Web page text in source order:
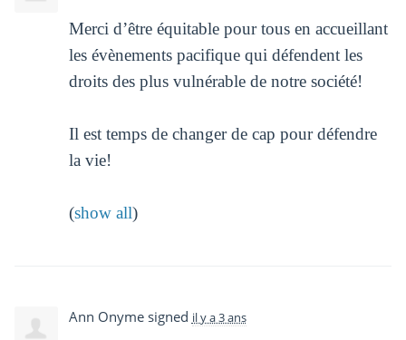
Merci d’être équitable pour tous en accueillant
les évènements pacifique qui défendent les
droits des plus vulnérable de notre société!
Il est temps de changer de cap pour défendre
la vie!
(show all)
Ann Onymesigned il y a 3 ans